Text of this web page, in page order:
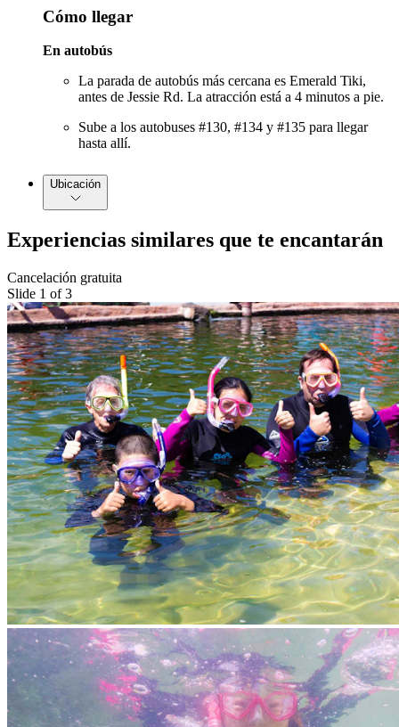
Cómo llegar
En autobús
La parada de autobús más cercana es Emerald Tiki,
antes de Jessie Rd. La atracción está a 4 minutos a pie.
Sube a los autobuses #130, #134 y #135 para llegar
hasta allí.
Ubicación
Experiencias similares que te encantarán
Cancelación gratuita
Slide 1 of 3